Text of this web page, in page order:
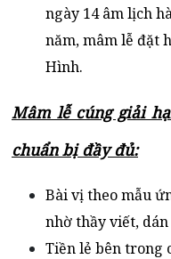
ngày 14 âm lịch
năm, mâm lễ đặt
Hình.
Mâm lễ cúng giải
chuẩn bị đầy đủ:
Bài vị theo mẫu
nhờ thầy viết,
Tiền lẻ bên trong